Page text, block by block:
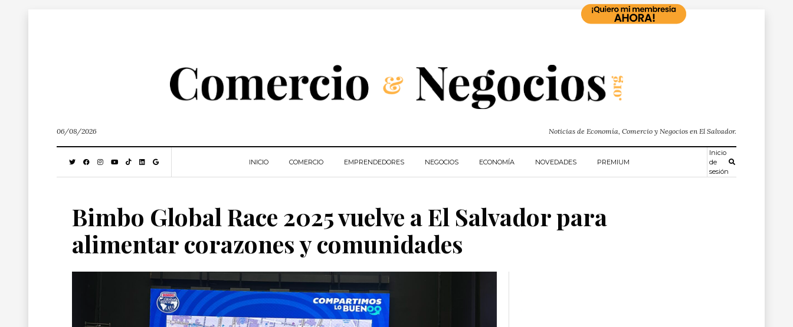
06/08/2026 Noticias de Economía, Comercio y Negocios en El Salvador.
INICIO COMERCIO EMPRENDEDORES NEGOCIOS ECONOMÍA NOVEDADES PREMIUM
Inicio
de
sesión
Bimbo Global Race 2025 vuelve a El Salvador para
alimentar corazones y comunidades